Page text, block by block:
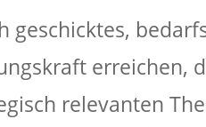
geschicktes,
erreichen,
relevanten